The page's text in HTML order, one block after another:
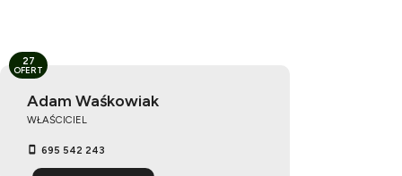
Adam Waśkowiak
WŁAŚCICIEL
695 542 243
27
OFERT